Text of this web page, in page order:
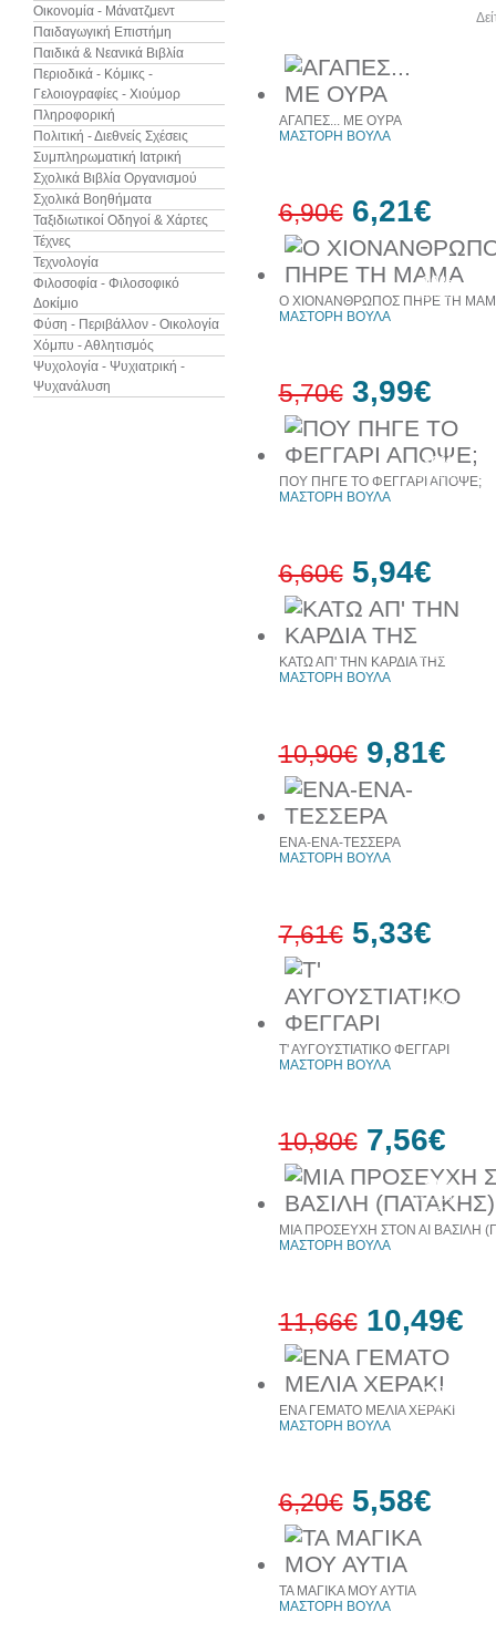
Οικονομία - Μάνατζμεντ
Παιδαγωγική Επιστήμη
Παιδικά & Νεανικά Βιβλία
Περιοδικά - Κόμικς -
Γελοιογραφίες - Χιούμορ
Πληροφορική
Πολιτική - Διεθνείς Σχέσεις
Συμπληρωματική Ιατρική
Σχολικά Βιβλία Οργανισμού
Σχολικά Βοηθήματα
Ταξιδιωτικοί Οδηγοί & Χάρτες
Τέχνες
Τεχνολογία
Φιλοσοφία - Φιλοσοφικό
Δοκίμιο
Φύση - Περιβάλλον - Οικολογία
Χόμπυ - Αθλητισμός
Ψυχολογία - Ψυχιατρική -
Ψυχανάλυση
10%
έκπτωση
ΑΓΑΠΕΣ... ΜΕ ΟΥΡΑ
ΜΑΣΤΟΡΗ ΒΟΥΛΑ
6,90€ 6,21€
30%
έκπτωση
web
Ο ΧΙΟΝΑΝΘΡΩΠΟΣ ΠΗΡΕ ΤΗ
ΜΑΣΤΟΡΗ ΒΟΥΛΑ
5,70€ 3,99€
έκπτωση
ΠΟΥ ΠΗΓΕ ΤΟ ΦΕΓΓΑΡΙ ΑΠΟΨΕ;
ΜΑΣΤΟΡΗ ΒΟΥΛΑ
6,60€ 5,94€
ΚΑΤΩ ΑΠ' ΤΗΝ ΚΑΡΔΙΑ ΤΗΣ
ΜΑΣΤΟΡΗ ΒΟΥΛΑ
10,90€ 9,81€
30%
ΕΝΑ-ΕΝΑ-ΤΕΣΣΕΡΑ
ΜΑΣΤΟΡΗ ΒΟΥΛΑ
7,61€ 5,33€
30%
έκπτωση
web
Τ' ΑΥΓΟΥΣΤΙΑΤΙΚΟ ΦΕΓΓΑΡΙ
ΜΑΣΤΟΡΗ ΒΟΥΛΑ
10,80€ 7,56€
10%
έκπτωση
ΜΙΑ ΠΡΟΣΕΥΧΗ ΣΤΟΝ ΑΙ ΒΑΣΙΛΗ
ΜΑΣΤΟΡΗ ΒΟΥΛΑ
11,66€ 10,49€
ΕΝΑ ΓΕΜΑΤΟ ΜΕΛΙΑ ΧΕΡΑΚΙ
ΜΑΣΤΟΡΗ ΒΟΥΛΑ
6,20€ 5,58€
ΤΑ ΜΑΓΙΚΑ ΜΟΥ ΑΥΤΙΑ
ΜΑΣΤΟΡΗ ΒΟΥΛΑ